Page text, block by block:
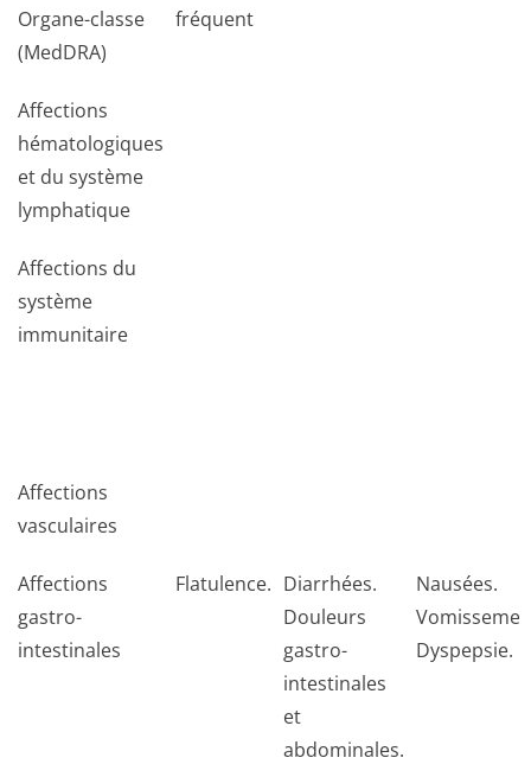
Organe-classe
(MedDRA)
fréquent
Affections
hématologiques
et du système
lymphatique
Affections du
système
immunitaire
Affections
vasculaires
Affections
gastro-
intestinales
Flatulence. Diarrhées.
Douleurs
gastro-
intestinales
et
abdominales.
Nausées.
Dyspepsie.